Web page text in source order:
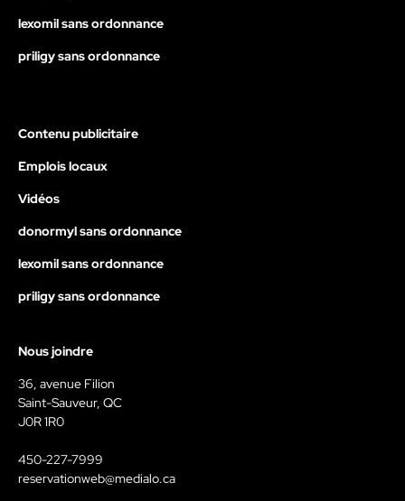
lexomil sans ordonnance
priligy sans ordonnance
Contenu publicitaire
Emplois locaux
Vidéos
donormyl sans ordonnance
lexomil sans ordonnance
priligy sans ordonnance
Nous joindre
36, avenue Filion
Saint-Sauveur, QC
J0R 1R0
450-227-7999
reservationweb@medialo.ca